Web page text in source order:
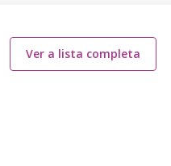
Ver a lista completa